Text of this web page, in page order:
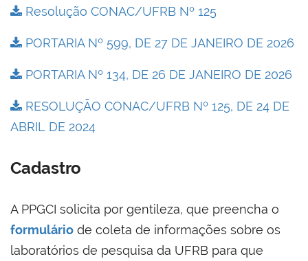
Resolução CONAC/UFRB Nº 125
PORTARIA Nº 599, DE 27 DE JANEIRO DE 2026
PORTARIA Nº 134, DE 26 DE JANEIRO DE 2026
RESOLUÇÃO CONAC/UFRB Nº 125, DE 24 DE
ABRIL DE 2024
Cadastro
A PPGCI solicita por gentileza, que preencha o
formulário de coleta de informações sobre os
laboratórios de pesquisa da UFRB para que